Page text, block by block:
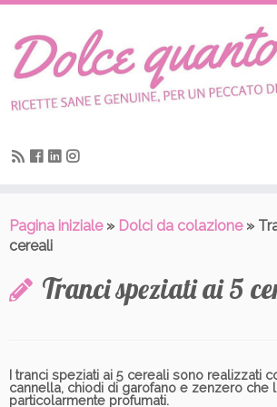
Skip
content
Pagina iniziale » Dolci da colazione »
cereali
Tranci speziati ai 5
I tranci speziati ai 5 cereali sono realizzati
cannella, chiodi di garofano e zenzero che
particolarmente profumati.